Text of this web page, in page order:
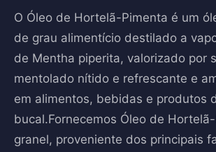
O Óleo de Hortelã-Pimenta é um
de grau alimentício destilado a
de Mentha piperita, valorizado por
mentolado nítido e refrescante e
em alimentos, bebidas e produtos
bucal.Fornecemos Óleo de
granel, proveniente dos principais